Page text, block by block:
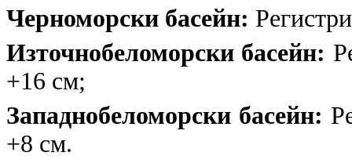
Черноморски басейн:
Източнобеломорски басейн:
+16 см;
Западнобеломорски басейн:
+8 см.